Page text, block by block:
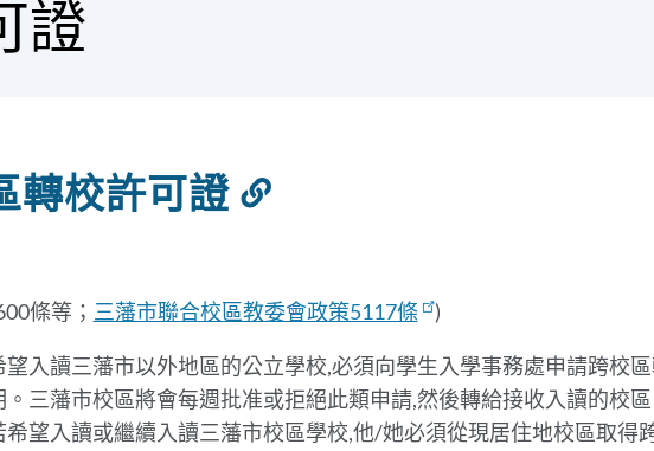
證
轉校許可證
Link
section
條等； 三藩市聯合校區教委會政策5117條 )
入讀三藩市以外地區的公立學校,必須向學生入學事務處申請跨校
三藩市校區將會每週批准或拒絕此類申請,然後轉給接收入讀的校
望入讀或繼續入讀三藩市校區學校,他/她必須從現居住地校區取得